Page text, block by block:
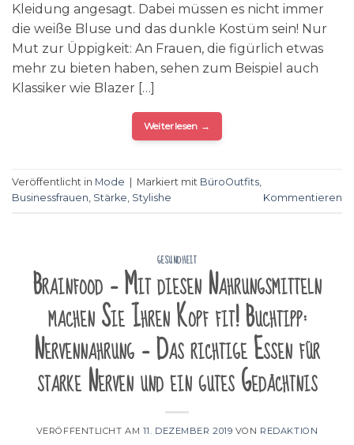
Kleidung angesagt. Dabei müssen es nicht immer
die weiße Bluse und das dunkle Kostüm sein! Nur
Mut zur Üppigkeit: An Frauen, die figürlich etwas
mehr zu bieten haben, sehen zum Beispiel auch
Klassiker wie Blazer […]
Weiterlesen →
Veröffentlicht in Mode Markiert mit BüroOutfits,
Businessfrauen, Stärke, Stylishe Kommentieren
GESUNDHEIT
Brainfood – Mit diesen Nahrungsmitteln
machen Sie Ihren Kopf fit! Buchtipp:
Nervennahrung – Das richtige Essen für
starke Nerven und ein gutes Gedächtnis
VERÖFFENTLICHT AM 11. DEZEMBER 2019 VON REDAKTION